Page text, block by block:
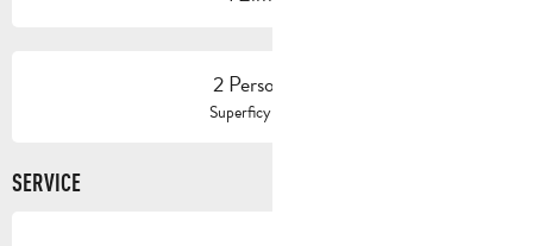
2 Person(en)
Superficy : 28 m
SERVICE